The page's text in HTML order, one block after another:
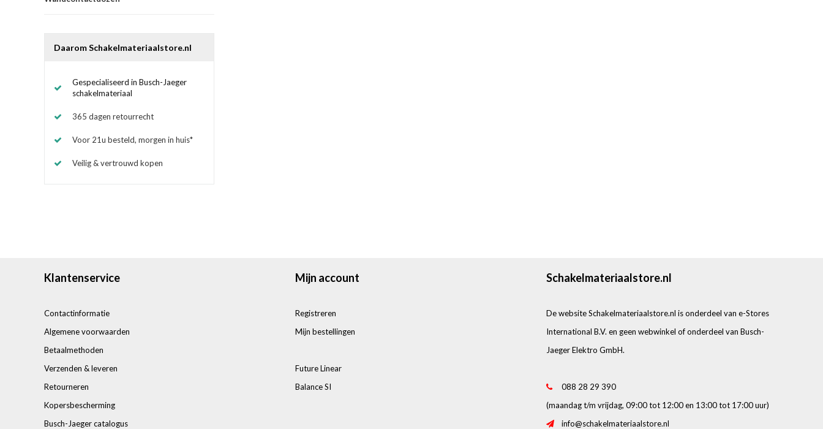
Daarom Schakelmateriaalstore.nl
Gespecialiseerd in Busch-Jaeger
schakelmateriaal
365 dagen retourrecht
Voor 21u besteld, morgen in huis*
Veilig & vertrouwd kopen
Klantenservice
Contactinformatie
Algemene voorwaarden
Betaalmethoden
Verzenden & leveren
Retourneren
Kopersbescherming
Busch-Jaeger catalogus
Mijn account
Registreren
Mijn bestellingen
Future Linear
Balance SI
Schakelmateriaalstore.nl
De website Schakelmateriaalstore.nl is onderdeel van e-Stores
International B.V. en geen webwinkel of onderdeel van Busch-
Jaeger Elektro GmbH.
088 28 29 390
(maandag t/m vrijdag, 09:00 tot 12:00 en 13:00 tot 17:00 uur)
info@schakelmateriaalstore.nl